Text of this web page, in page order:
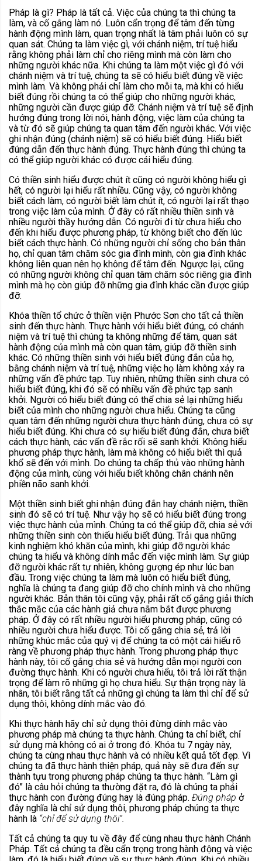
Pháp là gì? Pháp là tất cả. Việc của chúng ta thì chúng ta
làm, và cố gắng làm nó. Luôn cẩn trọng để tâm đến từng
hành động mình làm, quan trọng nhất là tâm phải luôn có sự
quan sát. Chúng ta làm việc gì, với chánh niệm, trí tuệ hiểu
rằng không phải làm chỉ cho riêng mình mà còn làm cho
những người khác nữa. Khi chúng ta làm một việc gì đó với
chánh niệm và trí tuệ, chúng ta sẽ có hiểu biết đúng về việc
mình làm. Và không phải chỉ làm cho mỗi ta, mà khi có hiểu
biết đúng rồi chúng ta có thể giúp cho những người khác,
những người cần được giúp đỡ. Chánh niệm và trí tuệ sẽ định
hướng đúng trong lời nói, hành động, việc làm của chúng ta
và từ đó sẽ giúp chúng ta quan tâm đến người khác. Với việc
ghi nhận đúng (chánh niệm) sẽ có hiểu biết đúng. Hiểu biết
đúng dẫn đến thực hành đúng. Thực hành đúng thì chúng ta
có thể giúp người khác có được cái hiểu đúng.
Có thiền sinh hiểu được chút ít cũng có người không hiểu gì
hết, có người lại hiểu rất nhiều. Cũng vậy, có người không
biết cách làm, có người biết làm chút ít, có người lại rất thạo
trong việc làm của mình. Ở đây có rất nhiều thiền sinh và
nhiều người thầy hướng dẫn. Có người đi từ chưa hiểu cho
đến khi hiểu được phương pháp, từ không biết cho đến lúc
biết cách thực hành. Có những người chỉ sống cho bản thân
họ, chỉ quan tâm chăm sóc gia đình mình, còn gia đình khác
không liên quan nên họ không để tâm đến. Ngược lại, cũng
có những người không chỉ quan tâm chăm sóc riêng gia đình
mình mà họ còn giúp đỡ những gia đình khác cần được giúp
đỡ.
Khóa thiền tổ chức ở thiền viện Phước Sơn cho tất cả thiền
sinh đến thực hành. Thực hành với hiểu biết đúng, có chánh
niệm và trí tuệ thì chúng ta không những để tâm, quan sát
hành động của mình mà còn quan tâm, giúp đỡ thiền sinh
khác. Có những thiền sinh với hiểu biết đúng đắn của họ,
bằng chánh niệm và trí tuệ, những việc họ làm không xảy ra
những vấn đề phức tạp. Tuy nhiên, những thiền sinh chưa có
hiểu biết đúng, khi đó sẽ có nhiều vấn đề phức tạp sanh
khởi. Người có hiểu biết đúng có thể chia sẻ lại những hiểu
biết của mình cho những người chưa hiểu. Chúng ta cũng
quan tâm đến những người chưa thực hành đúng, chưa có sự
hiểu biết đúng. Khi chưa có sự hiểu biết đúng đắn, chưa biết
cách thực hành, các vấn đề rắc rối sẽ sanh khởi. Không hiểu
phương pháp thực hành, làm mà không có hiểu biết thì quả
khổ sẽ đến với mình. Do chúng ta chấp thủ vào những hành
động của mình, cùng với hiểu biết không chân chánh nên
phiền não sanh khởi.
Một thiền sinh biết ghi nhận đúng đắn hay chánh niệm, thiền
sinh đó sẽ có trí tuệ. Như vậy họ sẽ có hiểu biết đúng trong
việc thực hành của mình. Chúng ta có thể giúp đỡ, chia sẻ với
những thiền sinh còn thiếu hiểu biết đúng. Trải qua những
kinh nghiệm khó khăn của mình, khi giúp đỡ người khác
chúng ta hiểu và không dính mắc đến việc mình làm. Sự giúp
đỡ người khác rất tự nhiên, không gượng ép như lúc ban
đầu. Trong việc chúng ta làm mà luôn có hiểu biết đúng,
nghĩa là chúng ta đang giúp đỡ cho chính mình và cho những
người khác. Bản thân tôi cũng vậy, phải rất cố gắng giải thích
thắc mắc của các hành giả chưa nắm bắt được phương
pháp. Ở đây có rất nhiều người hiểu phương pháp, cũng có
nhiều người chưa hiểu được. Tôi cố gắng chia sẻ, trả lời
những khúc mắc của quý vị để chúng ta có một cái hiểu rõ
ràng về phương pháp thực hành. Trong phương pháp thực
hành này, tôi cố gắng chia sẻ và hướng dẫn mọi người con
đường thực hành. Khi có người chưa hiểu, tôi trả lời rất thận
trọng để làm rõ những gì họ chưa hiểu. Sự thận trọng này là
nhân, tôi biết rằng tất cả những gì chúng ta làm thì chỉ để sử
dụng thôi, không dính mắc vào đó.
Khi thực hành hãy chỉ sử dụng thôi đừng dính mắc vào
phương pháp mà chúng ta thực hành. Chúng ta chỉ biết, chỉ
sử dụng mà không có ai ở trong đó. Khóa tu 7 ngày này,
chúng ta cùng nhau thực hành và có nhiều kết quả tốt đẹp. Vì
chúng ta đã thực hành thiện pháp, quả này sẽ đưa đến sự
thành tựu trong phương pháp chúng ta thực hành. “Làm gì
đó” là câu hỏi chúng ta thường đặt ra, đó là chúng ta phải
thực hành con đường đúng hay là đúng pháp. Đúng pháp ở
đây nghĩa là chỉ sử dụng thôi, phương pháp chúng ta thực
hành là “chỉ để sử dụng thôi”.
Tất cả chúng ta quy tu về đây để cùng nhau thực hành Chánh
Pháp. Tất cả chúng ta đều cẩn trọng trong hành động và việc